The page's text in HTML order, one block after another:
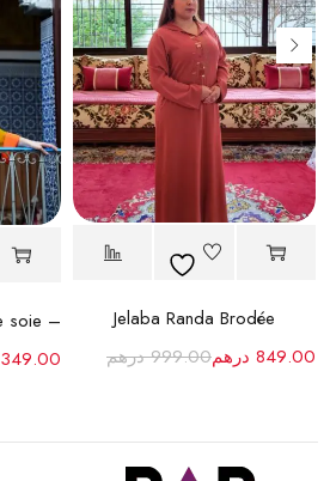
Jelaba Randa Brodée
999.00 درهم 849.00 درهم 349.00